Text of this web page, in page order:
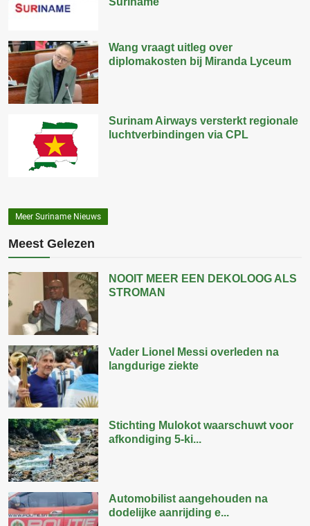
Wang vraagt uitleg over
diplomakosten bij Miranda Lyceum
Surinam Airways versterkt regionale
luchtverbindingen via CPL
Meer Suriname Nieuws
Meest Gelezen
NOOIT MEER EEN DEKOLOOG ALS
STROMAN
Vader Lionel Messi overleden na
langdurige ziekte
Stichting Mulokot waarschuwt voor
afkondiging 5-ki...
Automobilist aangehouden na
dodelijke aanrijding e...